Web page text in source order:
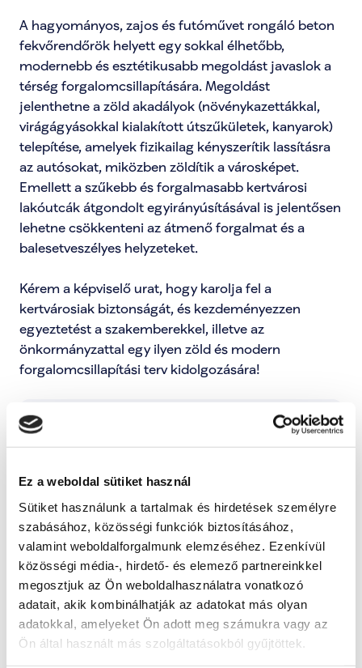
Ez a weboldal sütiket használ
Sütiket használunk a tartalmak és hirdetések személyre
szabásához, közösségi funkciók biztosításához,
valamint weboldalforgalmunk elemzéséhez. Ezenkívül
közösségi média-, hirdető- és elemező partnereinkkel
megosztjuk az Ön weboldalhasználatra vonatkozó
adatait, akik kombinálhatják az adatokat más olyan
adatokkal, amelyeket Ön adott meg számukra vagy az
Ön által használt más szolgáltatásokból gyűjtöttek.
A hagyományos, zajos és futóművet rongáló beton
fekvőrendőrök helyett egy sokkal élhetőbb,
modernebb és esztétikusabb megoldást javaslok a
térség forgalomcsillapítására. Megoldást
jelenthetne a zöld akadályok (növénykazettákkal,
virágágyásokkal kialakított útszűkületek, kanyarok)
telepítése, amelyek fizikailag kényszerítik lassításra
az autósokat, miközben zöldítik a városképet.
Emellett a szűkebb és forgalmasabb kertvárosi
lakóutcák átgondolt egyirányúsításával is jelentősen
lehetne csökkenteni az átmenő forgalmat és a
balesetveszélyes helyzeteket.
Kérem a képviselő urat, hogy karolja fel a
kertvárosiak biztonságát, és kezdeményezzen
egyeztetést a szakemberekkel, illetve az
önkormányzattal egy ilyen zöld és modern
forgalomcsillapítási terv kidolgozására!
Kategóriák:
Engem is érint ez a probléma
Ezzel tudod jelezni, hogy ez a probléma rád is
hatással van, és fontosnak tartod a megoldását.
Támogatom
További lépések a probléma kapcsán